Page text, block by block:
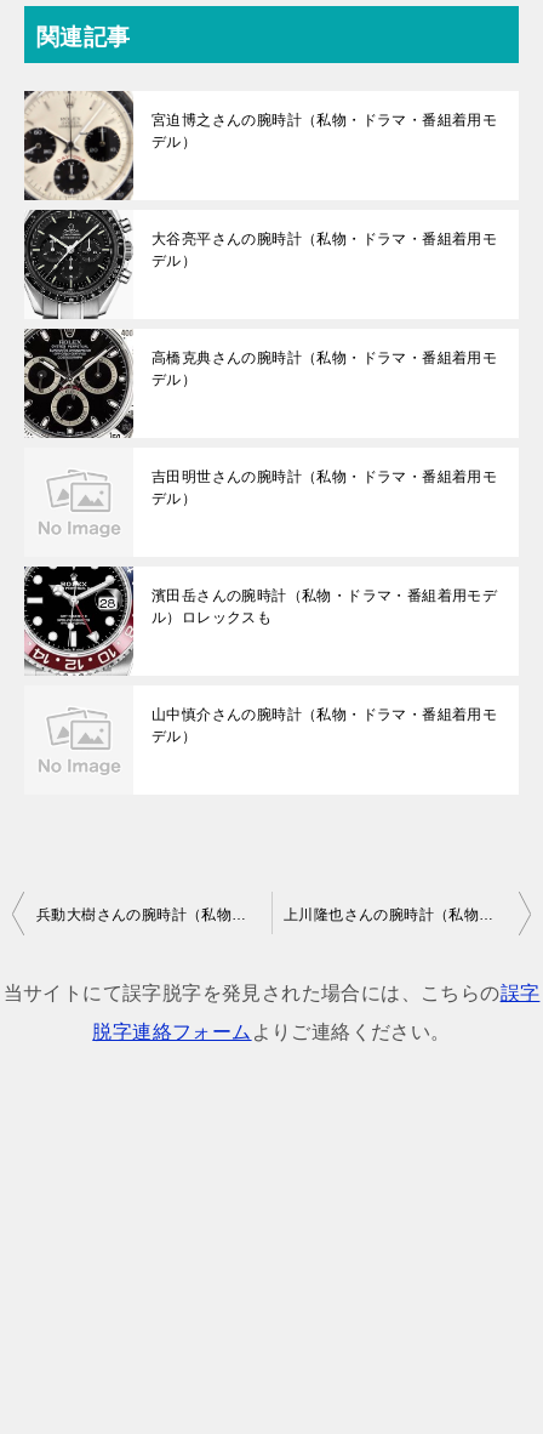
関連記事
宮迫博之さんの腕時計（私物・ドラマ・番組着用モ
デル）
大谷亮平さんの腕時計（私物・ドラマ・番組着用モ
デル）
高橋克典さんの腕時計（私物・ドラマ・番組着用モ
デル）
吉田明世さんの腕時計（私物・ドラマ・番組着用モ
デル）
濱田岳さんの腕時計（私物・ドラマ・番組着用モデ
ル）ロレックスも
山中慎介さんの腕時計（私物・ドラマ・番組着用モ
デル）
投
ナ
当サイトにて誤字脱字を発見された場合には、こちらの誤字
脱字連絡フォーム よりご連絡ください。